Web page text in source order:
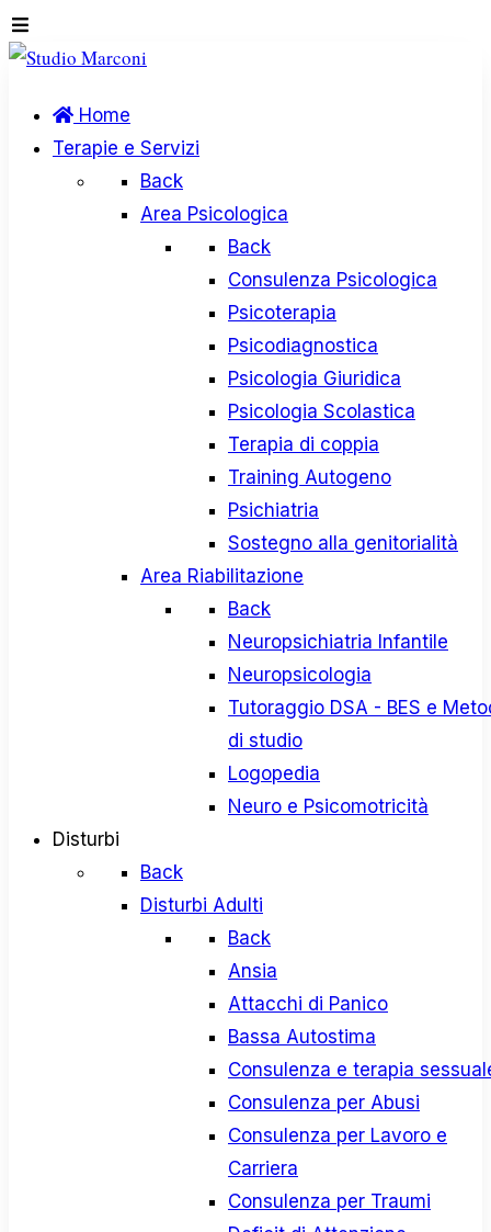
Home
Terapie e Servizi
Back
Area Psicologica
Back
Consulenza Psicologica
Psicoterapia
Psicodiagnostica
Psicologia Giuridica
Psicologia Scolastica
Terapia di coppia
Training Autogeno
Psichiatria
Sostegno alla genitorialità
Area Riabilitazione
Back
Neuropsichiatria Infantile
Neuropsicologia
Tutoraggio DSA - BES e
di studio
Logopedia
Neuro e Psicomotricità
Disturbi
Back
Disturbi Adulti
Back
Ansia
Attacchi di Panico
Bassa Autostima
Consulenza e terapia
Consulenza per Abusi
Consulenza per Lavoro e
Carriera
Consulenza per Traumi